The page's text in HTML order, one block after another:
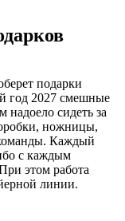
подарки
год 2027 смешные
надоело сидеть за
ножницы,
Каждый
с каждым
этом работа
линии.